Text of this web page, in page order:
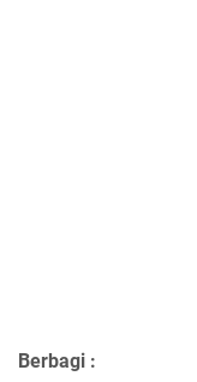
Berbagi :